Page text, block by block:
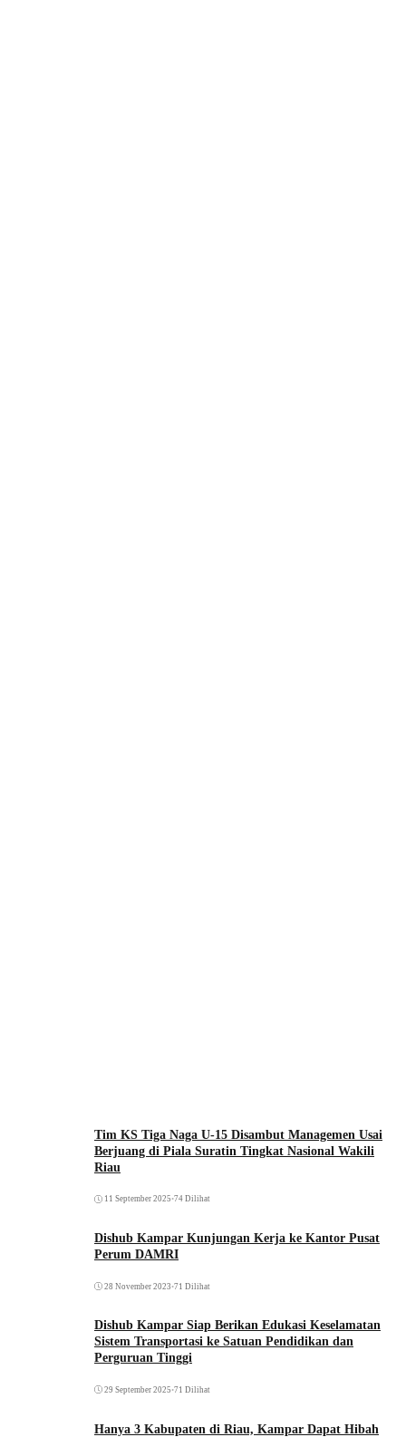
Tim KS Tiga Naga U-15 Disambut Managemen Usai
Berjuang di Piala Suratin Tingkat Nasional Wakili
Riau
11 September 2025 •74 Dilihat
Dishub Kampar Kunjungan Kerja ke Kantor Pusat
Perum DAMRI
28 November 2023 •71 Dilihat
Dishub Kampar Siap Berikan Edukasi Keselamatan
Sistem Transportasi ke Satuan Pendidikan dan
Perguruan Tinggi
29 September 2025 •71 Dilihat
Hanya 3 Kabupaten di Riau, Kampar Dapat Hibah